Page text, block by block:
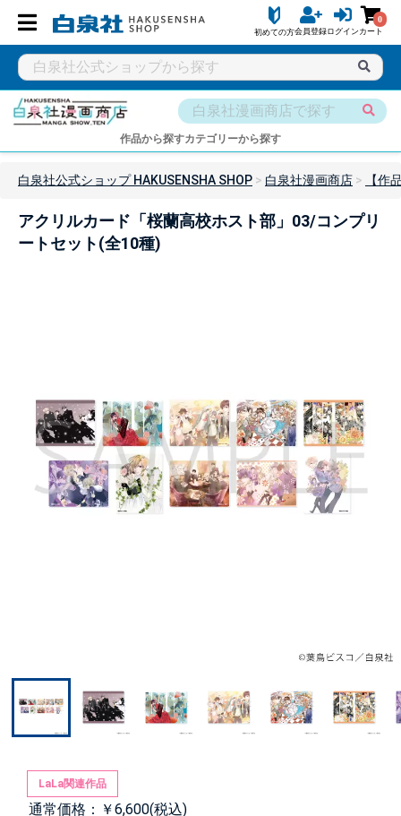
初めての方会員登録ログイン
0
カート
作品から探すカテゴリーから探す
白泉社公式ショップ HAKUSENSHA SHOP 白泉社漫画商店 【作
アクリルカード「桜蘭高校ホスト部」03/コンプリ
ートセット(全10種)
LaLa関連作品
通常価格：￥6,600(税込)